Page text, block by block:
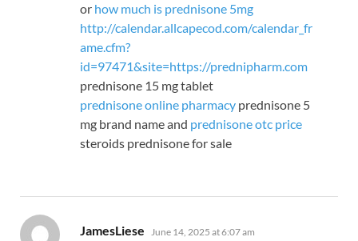
or how much is prednisone 5mg
http://calendar.allcapecod.com/calendar_fr
ame.cfm?
id=97471&site=https://prednipharm.com
prednisone 15 mg tablet
prednisone online pharmacy prednisone 5
mg brand name and prednisone otc price
steroids prednisone for sale
JamesLiese says:
June 14, 2025 at 6:07 am